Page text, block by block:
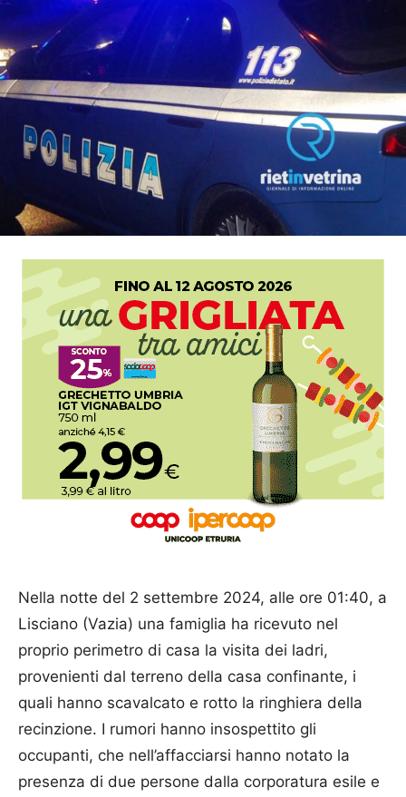
Nella notte del 2 settembre 2024, alle ore 01:40, a
Lisciano (Vazia) una famiglia ha ricevuto nel
proprio perimetro di casa la visita dei ladri,
provenienti dal terreno della casa confinante, i
quali hanno scavalcato e rotto la ringhiera della
recinzione. I rumori hanno insospettito gli
occupanti, che nell’affacciarsi hanno notato la
presenza di due persone dalla corporatura esile e